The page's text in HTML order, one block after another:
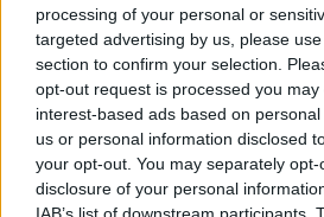
processing of your personal or
targeted advertising by us, please
section to confirm your selection.
opt-out request is processed you may
interest-based ads based on
us or personal information disclosed
your opt-out. You may separately
disclosure of your personal
IAB’s list of downstream participants.
ΠΟΛΙΤΙΚΗ
Άρθηκε η ασυλία της Ζωής
«Δεν θα με
22/07/2026 - 6:20μμ